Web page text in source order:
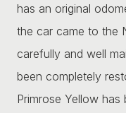
has an original
the car came to the
carefully and well
been completely
Primrose Yellow